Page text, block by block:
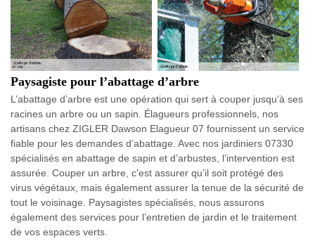
Paysagiste pour l’abattage d’arbre
L’abattage d’arbre est une opération qui sert à couper jusqu’à ses
racines un arbre ou un sapin. Élagueurs professionnels, nos
artisans chez ZIGLER Dawson Elagueur 07 fournissent un service
fiable pour les demandes d’abattage. Avec nos jardiniers 07330
spécialisés en abattage de sapin et d’arbustes, l’intervention est
assurée. Couper un arbre, c'est assurer qu’il soit protégé des
virus végétaux, mais également assurer la tenue de la sécurité de
tout le voisinage. Paysagistes spécialisés, nous assurons
également des services pour l’entretien de jardin et le traitement
de vos espaces verts.